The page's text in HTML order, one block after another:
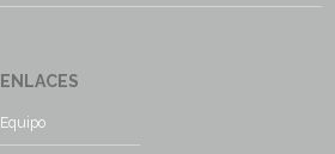
ENLACES
Equipo